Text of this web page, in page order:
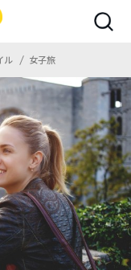
ル 女子旅